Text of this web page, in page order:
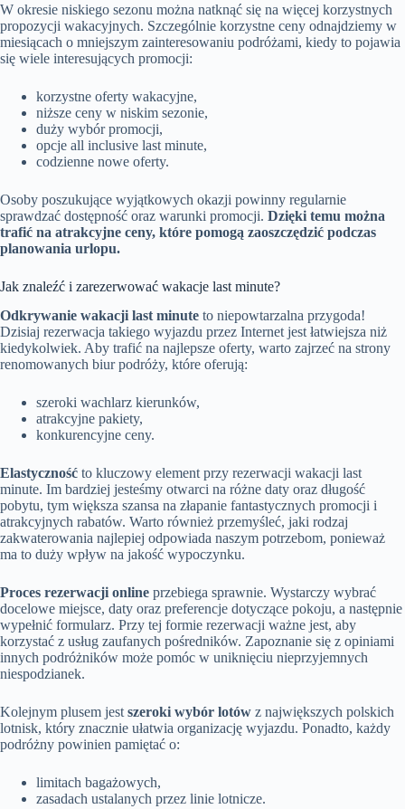
W okresie niskiego sezonu można natknąć się na więcej korzystnych
propozycji wakacyjnych. Szczególnie korzystne ceny odnajdziemy w
miesiącach o mniejszym zainteresowaniu podróżami, kiedy to pojawia
się wiele interesujących promocji:
korzystne oferty wakacyjne,
niższe ceny w niskim sezonie,
duży wybór promocji,
opcje all inclusive last minute,
codzienne nowe oferty.
Osoby poszukujące wyjątkowych okazji powinny regularnie
sprawdzać dostępność oraz warunki promocji. Dzięki temu można
trafić na atrakcyjne ceny, które pomogą zaoszczędzić podczas
planowania urlopu.
Jak znaleźć i zarezerwować wakacje last minute?
Odkrywanie wakacji last minute to niepowtarzalna przygoda!
Dzisiaj rezerwacja takiego wyjazdu przez Internet jest łatwiejsza niż
kiedykolwiek. Aby trafić na najlepsze oferty, warto zajrzeć na strony
renomowanych biur podróży, które oferują:
szeroki wachlarz kierunków,
atrakcyjne pakiety,
konkurencyjne ceny.
Elastyczność to kluczowy element przy rezerwacji wakacji last
minute. Im bardziej jesteśmy otwarci na różne daty oraz długość
pobytu, tym większa szansa na złapanie fantastycznych promocji i
atrakcyjnych rabatów. Warto również przemyśleć, jaki rodzaj
zakwaterowania najlepiej odpowiada naszym potrzebom, ponieważ
ma to duży wpływ na jakość wypoczynku.
Proces rezerwacji online przebiega sprawnie. Wystarczy wybrać
docelowe miejsce, daty oraz preferencje dotyczące pokoju, a następnie
wypełnić formularz. Przy tej formie rezerwacji ważne jest, aby
korzystać z usług zaufanych pośredników. Zapoznanie się z opiniami
innych podróżników może pomóc w uniknięciu nieprzyjemnych
niespodzianek.
Kolejnym plusem jestszeroki wybór lotów z największych polskich
lotnisk, który znacznie ułatwia organizację wyjazdu. Ponadto, każdy
podróżny powinien pamiętać o:
limitach bagażowych,
zasadach ustalanych przez linie lotnicze.